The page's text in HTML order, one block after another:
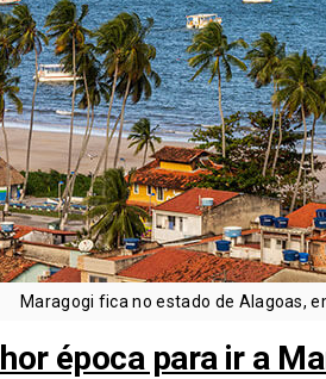
Maragogi fica no estado de Alagoas,
época para ir a